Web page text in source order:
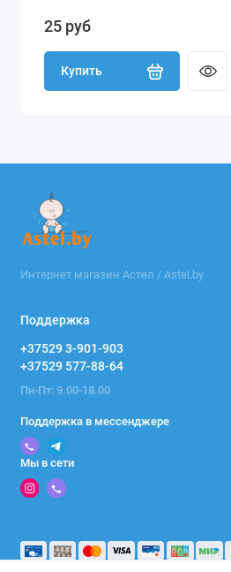
25 руб
Купить
Интернет магазин Астел / Astel.by
Поддержка
+37529 3-901-903
+37529 577-88-64
Пн-Пт: 9.00-18.00
Поддержка в мессенджере
Мы в сети